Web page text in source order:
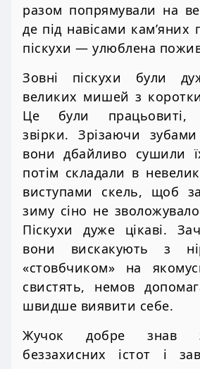
разом попрямували на
де під навісами кам’яних
піскухи — улюблена
Зовні піскухи були
великих мишей з
Це були працьовиті,
звірки. Зрізаючи
вони дбайливо сушили
потім складали в
виступами скель, щоб
зиму сіно не
Піскухи дуже цікаві.
вони вискакують з
«стовбчиком» на
свистять, немов
швидше виявити себе.
Жучок добре знав
беззахисних істот і